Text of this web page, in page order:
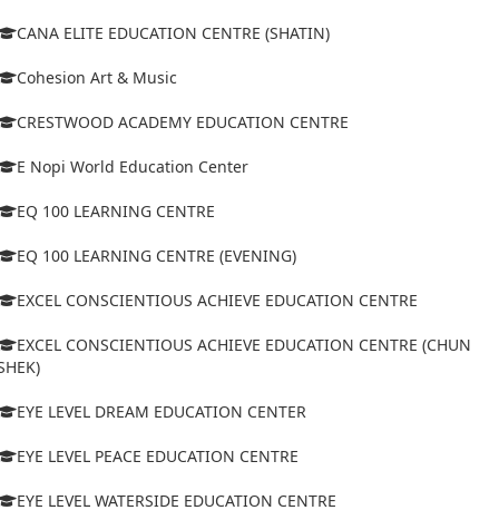
CANA ELITE EDUCATION CENTRE (SHATIN)
Cohesion Art & Music
CRESTWOOD ACADEMY EDUCATION CENTRE
E Nopi World Education Center
EQ 100 LEARNING CENTRE
EQ 100 LEARNING CENTRE (EVENING)
EXCEL CONSCIENTIOUS ACHIEVE EDUCATION CENTRE
EXCEL CONSCIENTIOUS ACHIEVE EDUCATION CENTRE (CHUN
EYE LEVEL DREAM EDUCATION CENTER
EYE LEVEL PEACE EDUCATION CENTRE
EYE LEVEL WATERSIDE EDUCATION CENTRE